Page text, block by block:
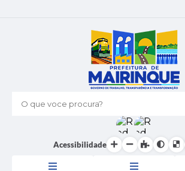
O que voce procura?
Acessibilidade